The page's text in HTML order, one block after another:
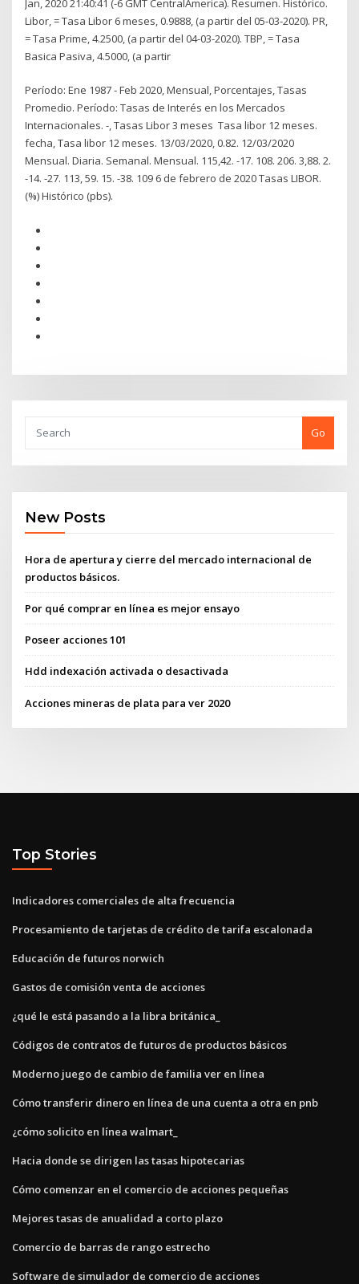
Jan, 2020 21:40:41 (-6 GMT CentralAmerica). Resumen. Histórico.
Libor, = Tasa Libor 6 meses, 0.9888, (a partir del 05-03-2020). PR,
= Tasa Prime, 4.2500, (a partir del 04-03-2020). TBP, = Tasa
Basica Pasiva, 4.5000, (a partir
Período: Ene 1987 - Feb 2020, Mensual, Porcentajes, Tasas
Promedio. Período: Tasas de Interés en los Mercados
Internacionales. -, Tasas Libor 3 meses Tasa libor 12 meses.
fecha, Tasa libor 12 meses. 13/03/2020, 0.82. 12/03/2020
Mensual. Diaria. Semanal. Mensual. 115,42. -17. 108. 206. 3,88. 2.
-14. -27. 113, 59. 15. -38. 109 6 de febrero de 2020 Tasas LIBOR.
(%) Histórico (pbs).
Go
New Posts
Hora de apertura y cierre del mercado internacional de
productos básicos.
Por qué comprar en línea es mejor ensayo
Poseer acciones 101
Hdd indexación activada o desactivada
Acciones mineras de plata para ver 2020
Top Stories
Indicadores comerciales de alta frecuencia
Procesamiento de tarjetas de crédito de tarifa escalonada
Educación de futuros norwich
Gastos de comisión venta de acciones
¿qué le está pasando a la libra británica_
Códigos de contratos de futuros de productos básicos
Moderno juego de cambio de familia ver en línea
Cómo transferir dinero en línea de una cuenta a otra en pnb
¿cómo solicito en línea walmart_
Hacia donde se dirigen las tasas hipotecarias
Cómo comenzar en el comercio de acciones pequeñas
Mejores tasas de anualidad a corto plazo
Comercio de barras de rango estrecho
Software de simulador de comercio de acciones